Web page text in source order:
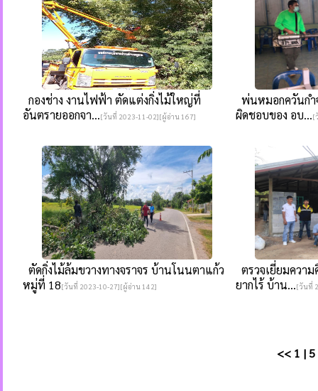
กองช่าง งานไฟฟ้า ตัดแต่งกิ่งไม้ใหญ่ที่
อันตรายออกจา...[วันที่ 2023-11-02][ผู้อ่าน 167]
พ่นหมอกควันกำ
ผิดชอบของ อบ...[
ตัดกิ่งไม้ล้มขวางทางจราจร บ้านโนนตาแก้ว
หมู่ที่ 18[วันที่ 2023-10-27][ผู้อ่าน 142]
ตรวจเยี่ยมควา
ยากไร้ บ้าน...[วันที่
<< 1 | 5